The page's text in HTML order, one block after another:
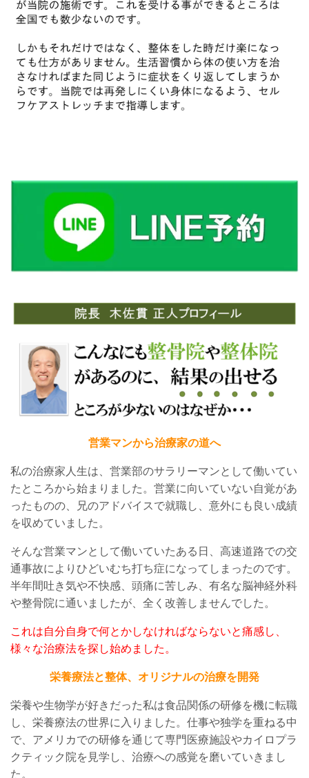
営業マンから治療家の道へ
私の治療家 人生は、営業部のサラリーマンとして働いてい
たところから始まりました。営業に向いていない自覚があ
ったものの、兄のアドバイスで就職し、意外にも良い成績
を収めていました。
そんな営業マンとして働いていたある日
、高速道路での交
通事故により ひどいむち打ち症になってしまったのです。
半年間吐き気や不快感、頭痛に苦しみ
有名な脳神経外科
や整骨院に通いましたが、 全く改善しませんでした。
これは自分自身で何とかしなければならないと痛感し、
様々な治療法を探し始めました。
栄養療法と整体、オリジナルの治療を開発
栄養や生物学が好きだった私は食品関係の研修を機に転職
し、栄養療法の世界に入りました。仕事や独学を重ねる中
で、アメリカでの研修を通じて専門医療施設やカイロプラ
クティック院を見学し、治療への感覚を 磨いていきまし
た 。